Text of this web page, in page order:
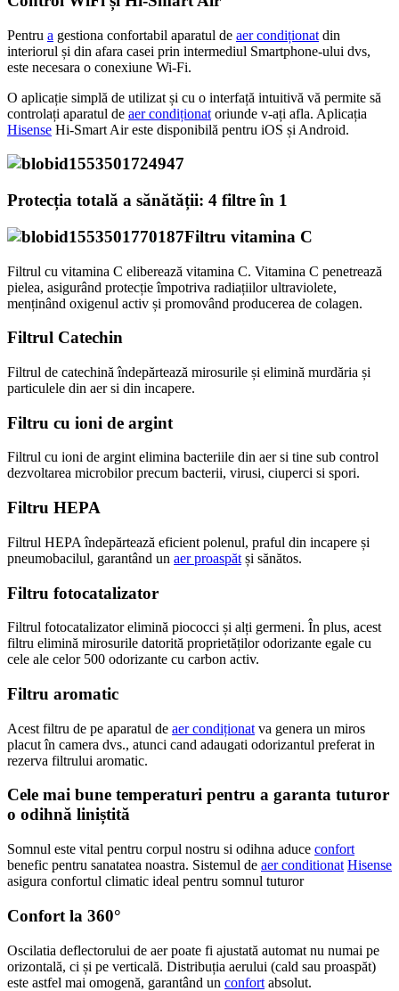
Pentru a gestiona confortabil aparatul de aer condiționat din
interiorul și din afara casei prin intermediul Smartphone-ului dvs,
este necesara o conexiune Wi-Fi.
O aplicație simplă de utilizat și cu o interfață intuitivă vă permite să
controlați aparatul de aer condiționat oriunde v-ați afla. Aplicația
Hisense Hi-Smart Air este disponibilă pentru iOS și Android.
Protecția totală a sănătății: 4 filtre în 1
Filtru vitamina C
Filtrul cu vitamina C eliberează vitamina C. Vitamina C penetrează
pielea, asigurând protecție împotriva radiațiilor ultraviolete,
menținând oxigenul activ și promovând producerea de colagen.
Filtrul Catechin
Filtrul de catechină îndepărtează mirosurile și elimină murdăria și
particulele din aer si din incapere.
Filtru cu ioni de argint
Filtrul cu ioni de argint elimina bacteriile din aer si tine sub control
dezvoltarea microbilor precum bacterii, virusi, ciuperci si spori.
Filtru HEPA
Filtrul HEPA îndepărtează eficient polenul, praful din incapere și
pneumobacilul, garantând un aer proaspăt și sănătos.
Filtru fotocatalizator
Filtrul fotocatalizator elimină piococci și alți germeni. În plus, acest
filtru elimină mirosurile datorită proprietăților odorizante egale cu
cele ale celor 500 odorizante cu carbon activ.
Filtru aromatic
Acest filtru de pe aparatul de aer condiționat va genera un miros
placut în camera dvs., atunci cand adaugati odorizantul preferat in
rezerva filtrului aromatic.
Cele mai bune temperaturi pentru a garanta tuturor
o odihnă liniștită
Somnul este vital pentru corpul nostru si odihna aduce confort
benefic pentru sanatatea noastra. Sistemul de aer conditionat Hisense
asigura confortul climatic ideal pentru somnul tuturor
Confort la 360°
Oscilatia deflectorului de aer poate fi ajustată automat nu numai pe
orizontală, ci și pe verticală. Distribuția aerului (cald sau proaspăt)
este astfel mai omogenă, garantând un confort absolut.